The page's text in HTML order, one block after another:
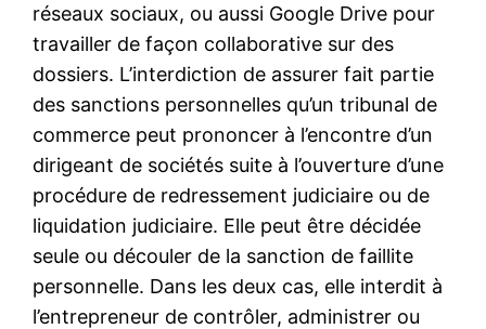
réseaux sociaux, ou aussi Google Drive pour
travailler de façon collaborative sur des
dossiers. L’interdiction de assurer fait partie
des sanctions personnelles qu’un tribunal de
commerce peut prononcer à l’encontre d’un
dirigeant de sociétés suite à l’ouverture d’une
procédure de redressement judiciaire ou de
liquidation judiciaire. Elle peut être décidée
seule ou découler de la sanction de faillite
personnelle. Dans les deux cas, elle interdit à
l’entrepreneur de contrôler, administrer ou